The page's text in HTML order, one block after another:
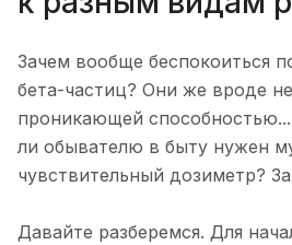
Зачем вообще беспокоиться
бета-частиц? Они же вроде
проникающей
ли обывателю в быту нужен
чувствительный дозиметр?
Давайте разберемся. Для